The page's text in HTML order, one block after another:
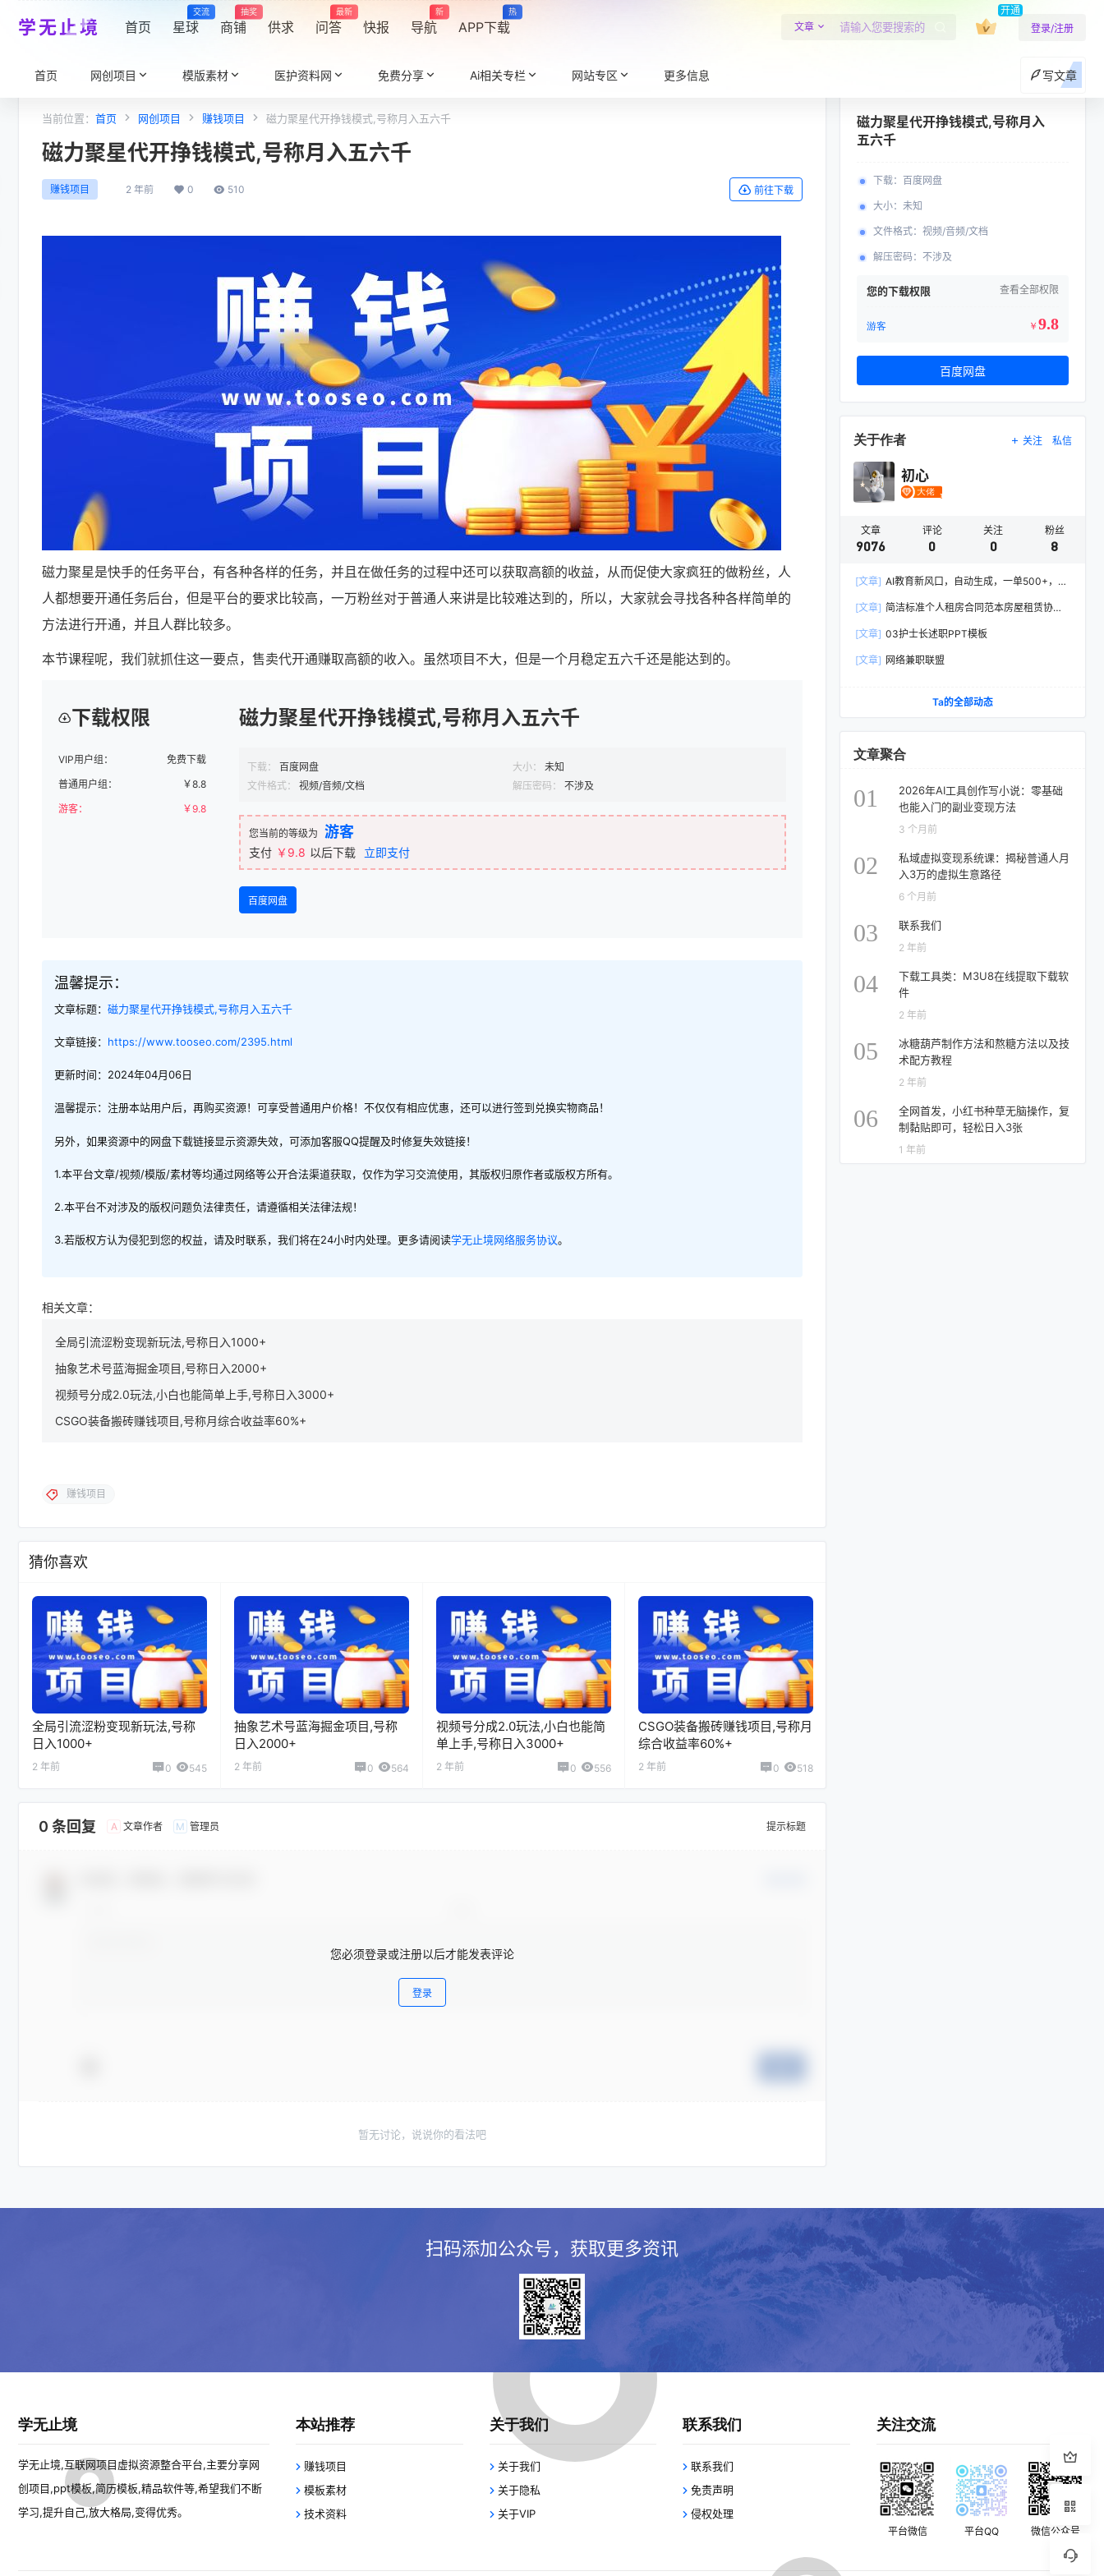
学无止境 首页 星球
交流
商铺
抽奖
供求 问答
最新
快报 导航
新
APP下载
热
文章
开通
登录/注册
首页 网创项目 模版素材 医护资料网 免费分享 Ai相关专栏 网站专区 更多信息 写文章
当前位置： 首页 网创项目 赚钱项目 磁力聚星代开挣钱模式,号称月入五六千
磁力聚星代开挣钱模式,号称月入五六千
赚钱项目 2 年前 0 510 前往下载
磁力聚星是快手的任务平台，有各种各样的任务，并且在做任务的过程中还可以获取高额的收益，从而促使大家疯狂的做粉丝，人
人都想要开通任务后台，但是平台的要求比较高，一万粉丝对于普通人来讲是比较难达到的，所以，大家就会寻找各种各样简单的
方法进行开通，并且人群比较多。
本节课程呢，我们就抓住这一要点，售卖代开通赚取高额的收入。虽然项目不大，但是一个月稳定五六千还是能达到的。
下载权限
VIP用户组：
免费下载
普通用户组：
￥8.8
游客：
￥9.8
磁力聚星代开挣钱模式,号称月入五六千
下载： 百度网盘 大小：
未知
文件格式：
视频/音频/文档 解压密码： 不涉及
您当前的等级为 游客
支付 ￥9.8 以后下载 立即支付
百度网盘
温馨提示：
文章标题： 磁力聚星代开挣钱模式,号称月入五六千
文章链接： https://www.tooseo.com/2395.html
更新时间：2024年04月06日
温馨提示：注册本站用户后，再购买资源！可享受普通用户价格！不仅仅有相应优惠，还可以进行签到兑换实物商品！
另外，如果资源中的网盘下载链接显示资源失效，可添加客服QQ提醒及时修复失效链接！
1.本平台文章/视频/模版/素材等均通过网络等公开合法渠道获取，仅作为学习交流使用，其版权归原作者或版权方所有。
2.本平台不对涉及的版权问题负法律责任，请遵循相关法律法规！
3.若版权方认为侵犯到您的权益，请及时联系，我们将在24小时内处理。更多请阅读学无止境网络服务协议。
相关文章：
全局引流涩粉变现新玩法,号称日入1000+
抽象艺术号蓝海掘金项目,号称日入2000+
视频号分成2.0玩法,小白也能简单上手,号称日入3000+
CSGO装备搬砖赚钱项目,号称月综合收益率60%+
赚钱项目
猜你喜欢
全局引流涩粉变现新玩法,号称
日入1000+
2 年前 0 545
抽象艺术号蓝海掘金项目,号称
日入2000+
2 年前 0 564
视频号分成2.0玩法,小白也能简
单上手,号称日入3000+
2 年前 0 556
CSGO装备搬砖赚钱项目,号称月
综合收益率60%+
2 年前 0 518
0 条回复 A 文章作者 M 管理员 提示标题
您必须登录或注册以后才能发表评论
登录
暂无讨论，说说你的看法吧
磁力聚星代开挣钱模式,号称月入
五六千
下载： 百度网盘
大小： 未知
文件格式： 视频/音频/文档
解压密码： 不涉及
您的下载权限 查看全部权限
游客 ￥ 9.8
百度网盘
关于作者 关注 私信
初心
文章
9076
评论
0
关注
0
粉丝
8
[文章] AI教育新风口，自动生成，一单500+，月
[文章] 简洁标准个人租房合同范本房屋租赁协议
[文章] 03护士长述职PPT模板
[文章] 网络兼职联盟
Ta的全部动态
文章聚合
01
2026年AI工具创作写小说：零基础
也能入门的副业变现方法
3 个月前
02
私域虚拟变现系统课：揭秘普通人月
入3万的虚拟生意路径
6 个月前
03 联系我们
2 年前
04
下载工具类：M3U8在线提取下载软
件
2 年前
05
冰糖葫芦制作方法和熬糖方法以及技
术配方教程
2 年前
06
全网首发，小红书种草无脑操作，复
制黏贴即可，轻松日入3张
1 年前
扫码添加公众号，获取更多资讯
学无止境
学无止境,互联网项目虚拟资源整合平台,主要分享网
创项目,ppt模板,简历模板,精品软件等,希望我们不断
学习,提升自己,放大格局,变得优秀。
本站推荐
赚钱项目
模板素材
技术资料
关于我们
关于我们
关于隐私
关于VIP
联系我们
联系我们
免责声明
侵权处理
关注交流
平台微信 平台QQ 微信公众号